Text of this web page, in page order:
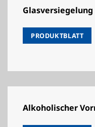
Glasversiegelung
PRODUKTBLATT
Alkoholischer